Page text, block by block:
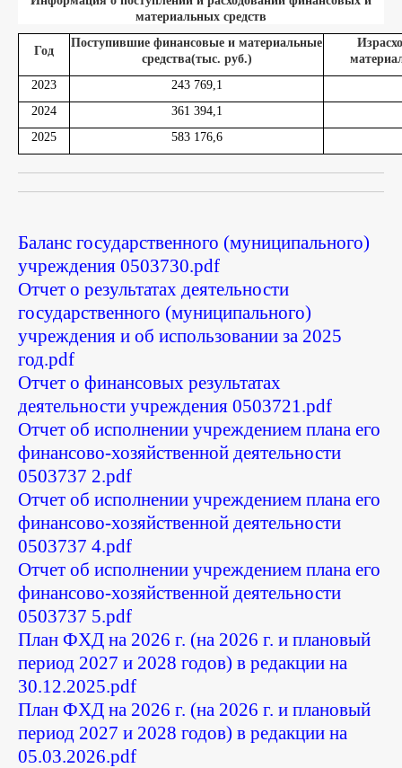
материальных средств
Год
Поступившие финансовые и материальные
средства(тыс. руб.)
2023
243 769,1
2024
361 394,1
2025
583 176,6
Баланс государственного (муниципального)
учреждения 0503730.pdf
Отчет о результатах деятельности
государственного (муниципального)
учреждения и об использовании за 2025
год.pdf
Отчет о финансовых результатах
деятельности учреждения 0503721.pdf
Отчет об исполнении учреждением плана его
финансово-хозяйственной деятельности
0503737 2.pdf
Отчет об исполнении учреждением плана его
финансово-хозяйственной деятельности
0503737 4.pdf
Отчет об исполнении учреждением плана его
финансово-хозяйственной деятельности
0503737 5.pdf
План ФХД на 2026 г. (на 2026 г. и плановый
период 2027 и 2028 годов) в редакции на
30.12.2025.pdf
План ФХД на 2026 г. (на 2026 г. и плановый
период 2027 и 2028 годов) в редакции на
05.03.2026.pdf